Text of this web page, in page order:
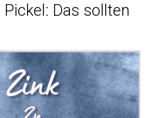
Das sollten